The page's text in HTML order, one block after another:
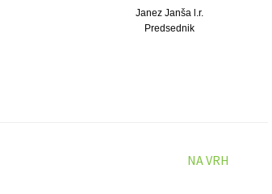
Janez Janša l.r.
Predsednik
NA VRH